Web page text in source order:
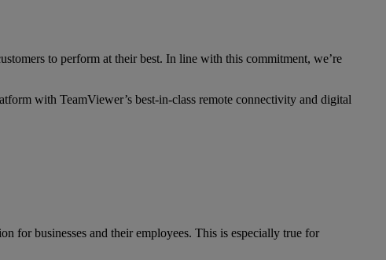
to perform at their best. In line with this commitment, we’re
with TeamViewer’s best-in-class remote connectivity and digital
for businesses and their employees. This is especially true for